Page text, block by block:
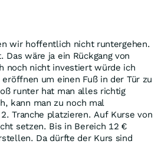
wir hoffentlich nicht runtergehen.
Das wäre ja ein Rückgang von
noch nicht investiert würde ich
um einen Fuß in der Tür zu
runter hat man alles richtig
kann man zu noch mal
Tranche platzieren. Auf Kurse von
setzen. Bis in Bereich 12 €
Da dürfte der Kurs sind